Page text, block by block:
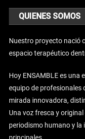
QUIENES SOMOS
Nuestro proyecto nació
espacio terapéutico
Hoy ENSAMBLE es
equipo de profesionales
mirada innovadora,
Una voz fresca y
periodismo humano y
principales.